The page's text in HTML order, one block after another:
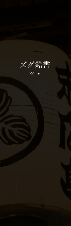
書籍
・
グ
ッ
ズ